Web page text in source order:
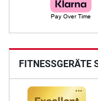
FITNESSGERÄTE